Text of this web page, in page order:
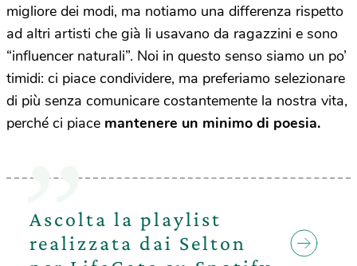
migliore dei modi, ma notiamo una differenza rispetto
ad altri artisti che già li usavano da ragazzini e sono
“influencer naturali”. Noi in questo senso siamo un po’
timidi: ci piace condividere, ma preferiamo selezionare
di più senza comunicare costantemente la nostra vita,
perché ci piace mantenere un minimo di poesia.
Ascolta la playlist
realizzata dai Selton